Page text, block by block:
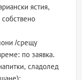
ястия,
/срещу
по заявка.
сладолед